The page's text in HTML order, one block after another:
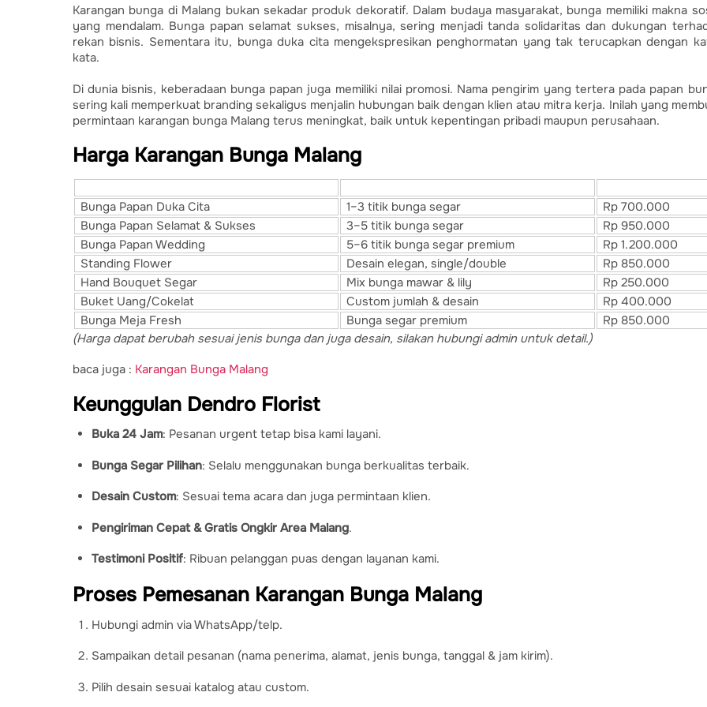
Karangan bunga di Malang bukan sekadar produk dekoratif. Dalam budaya masyarakat, bunga memiliki makna
yang mendalam. Bunga papan selamat sukses, misalnya, sering menjadi tanda solidaritas dan dukungan
rekan bisnis. Sementara itu, bunga duka cita mengekspresikan penghormatan yang tak terucapkan dengan
kata.
Di dunia bisnis, keberadaan bunga papan juga memiliki nilai promosi. Nama pengirim yang tertera pada papan
sering kali memperkuat branding sekaligus menjalin hubungan baik dengan klien atau mitra kerja. Inilah yang
permintaan karangan bunga Malang terus meningkat, baik untuk kepentingan pribadi maupun perusahaan.
Harga Karangan Bunga Malang
Bunga Papan Duka Cita
1–3 titik bunga segar
Rp 700.000
Bunga Papan Selamat & Sukses
3–5 titik bunga segar
Rp 950.000
Bunga Papan Wedding
5–6 titik bunga segar premium
Rp 1.200.000
Standing Flower
Desain elegan, single/double
Rp 850.000
Hand Bouquet Segar
Mix bunga mawar & lily
Rp 250.000
Buket Uang/Cokelat
Custom jumlah & desain
Rp 400.000
Bunga Meja Fresh
Bunga segar premium
Rp 850.000
(Harga dapat berubah sesuai jenis bunga dan juga desain, silakan hubungi admin untuk detail.)
baca juga : Karangan Bunga Malang
Keunggulan Dendro Florist
Buka 24 Jam: Pesanan urgent tetap bisa kami layani.
Bunga Segar Pilihan: Selalu menggunakan bunga berkualitas terbaik.
Desain Custom: Sesuai tema acara dan juga permintaan klien.
Pengiriman Cepat & Gratis Ongkir Area Malang.
Testimoni Positif: Ribuan pelanggan puas dengan layanan kami.
Proses Pemesanan Karangan Bunga Malang
Hubungi admin via WhatsApp/telp.
Sampaikan detail pesanan (nama penerima, alamat, jenis bunga, tanggal & jam kirim).
Pilih desain sesuai katalog atau custom.